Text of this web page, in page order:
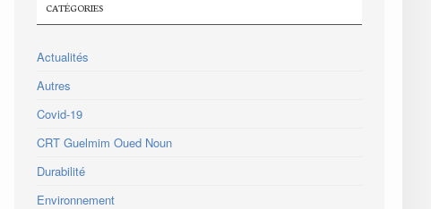
CATÉGORIES
Actualités
Autres
Covid-19
CRT Guelmim Oued Noun
Durabilité
Environnement